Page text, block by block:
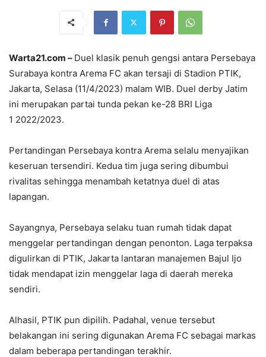
Warta21.com – Duel klasik penuh gengsi antara Persebaya
Surabaya kontra Arema FC akan tersaji di Stadion PTIK,
Jakarta, Selasa (11/4/2023) malam WIB. Duel derby Jatim
ini merupakan partai tunda pekan ke-28 BRI Liga
1 2022/2023.
Pertandingan Persebaya kontra Arema selalu menyajikan
keseruan tersendiri. Kedua tim juga sering dibumbui
rivalitas sehingga menambah ketatnya duel di atas
lapangan.
Sayangnya, Persebaya selaku tuan rumah tidak dapat
menggelar pertandingan dengan penonton. Laga terpaksa
digulirkan di PTIK, Jakarta lantaran manajemen Bajul Ijo
tidak mendapat izin menggelar laga di daerah mereka
sendiri.
Alhasil, PTIK pun dipilih. Padahal, venue tersebut
belakangan ini sering digunakan Arema FC sebagai markas
dalam beberapa pertandingan terakhir.